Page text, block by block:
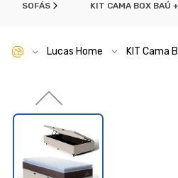
SOFÁS KIT CAMA BOX BAÚ
Lucas Home KIT Cama